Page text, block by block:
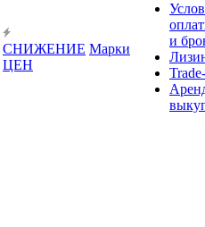
СНИЖЕНИЕ
ЦЕН
Марки
и